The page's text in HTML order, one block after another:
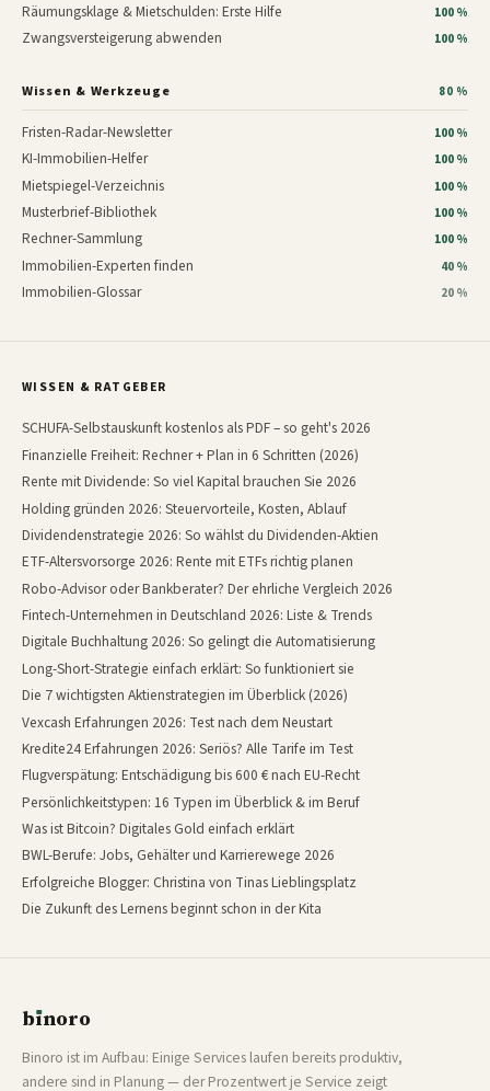
Räumungsklage & Mietschulden: Erste Hilfe 100 %
Zwangsversteigerung abwenden 100 %
Wissen & Werkzeuge 80 %
Fristen-Radar-Newsletter 100 %
KI-Immobilien-Helfer 100 %
Mietspiegel-Verzeichnis 100 %
Musterbrief-Bibliothek 100 %
Rechner-Sammlung 100 %
Immobilien-Experten finden 40 %
Immobilien-Glossar 20 %
WISSEN & RATGEBER
SCHUFA-Selbstauskunft kostenlos als PDF – so geht's 2026
Finanzielle Freiheit: Rechner + Plan in 6 Schritten (2026)
Rente mit Dividende: So viel Kapital brauchen Sie 2026
Holding gründen 2026: Steuervorteile, Kosten, Ablauf
Dividendenstrategie 2026: So wählst du Dividenden-Aktien
ETF-Altersvorsorge 2026: Rente mit ETFs richtig planen
Robo-Advisor oder Bankberater? Der ehrliche Vergleich 2026
Fintech-Unternehmen in Deutschland 2026: Liste & Trends
Digitale Buchhaltung 2026: So gelingt die Automatisierung
Long-Short-Strategie einfach erklärt: So funktioniert sie
Die 7 wichtigsten Aktienstrategien im Überblick (2026)
Vexcash Erfahrungen 2026: Test nach dem Neustart
Kredite24 Erfahrungen 2026: Seriös? Alle Tarife im Test
Flugverspätung: Entschädigung bis 600 € nach EU-Recht
Persönlichkeitstypen: 16 Typen im Überblick & im Beruf
Was ist Bitcoin? Digitales Gold einfach erklärt
BWL-Berufe: Jobs, Gehälter und Karrierewege 2026
Erfolgreiche Blogger: Christina von Tinas Lieblingsplatz
Die Zukunft des Lernens beginnt schon in der Kita
bınoro
Binoro ist im Aufbau: Einige Services laufen bereits produktiv,
andere sind in Planung — der Prozentwert je Service zeigt